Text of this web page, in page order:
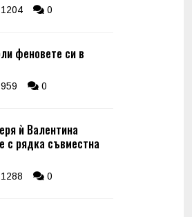
1204 0
феновете си в
959 0
ѝ Валентина
с рядка съвместна
1288 0